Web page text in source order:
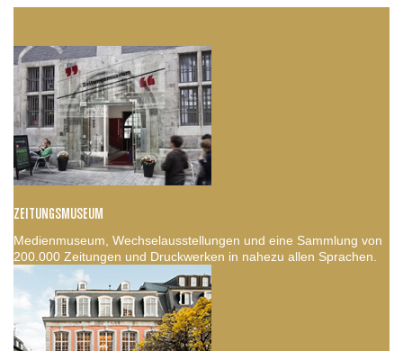
ZEITUNGSMUSEUM
Medienmuseum, Wechselausstellungen und eine Sammlung von
200.000 Zeitungen und Druckwerken in nahezu allen Sprachen.